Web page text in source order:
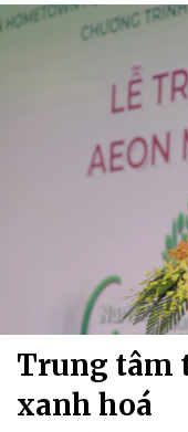
Trung tâm
xanh hoá